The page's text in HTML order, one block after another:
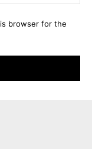
browser for the